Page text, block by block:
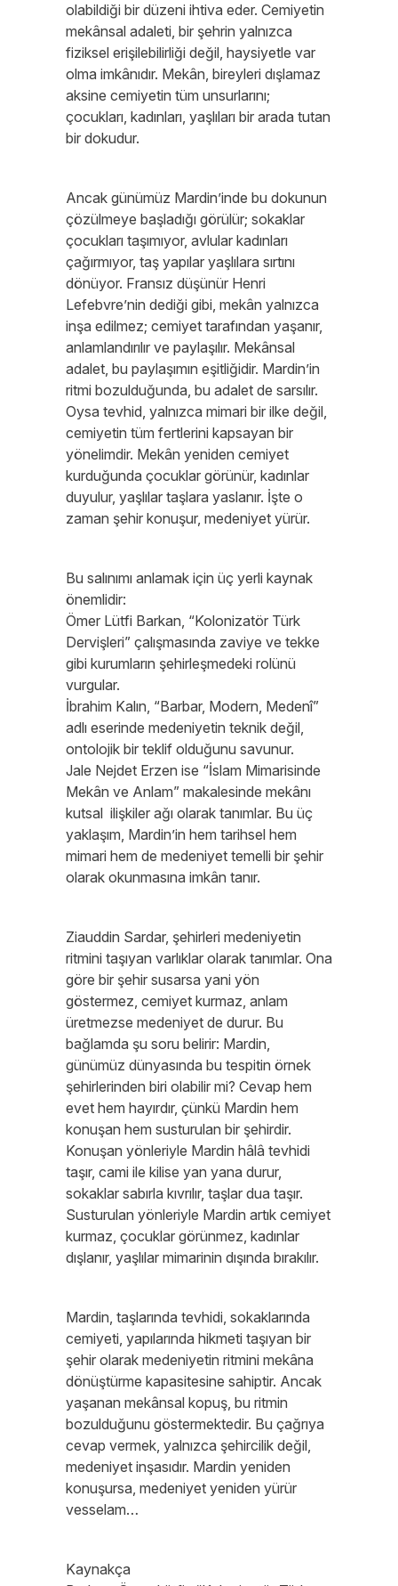
olabildiği bir düzeni ihtiva eder. Cemiyetin
mekânsal adaleti, bir şehrin yalnızca
fiziksel erişilebilirliği değil, haysiyetle var
olma imkânıdır. Mekân, bireyleri dışlamaz
aksine cemiyetin tüm unsurlarını;
çocukları, kadınları, yaşlıları bir arada tutan
bir dokudur.
Ancak günümüz Mardin’inde bu dokunun
çözülmeye başladığı görülür; sokaklar
çocukları taşımıyor, avlular kadınları
çağırmıyor, taş yapılar yaşlılara sırtını
dönüyor. Fransız düşünür Henri
Lefebvre’nin dediği gibi, mekân yalnızca
inşa edilmez; cemiyet tarafından yaşanır,
anlamlandırılır ve paylaşılır. Mekânsal
adalet, bu paylaşımın eşitliğidir. Mardin’in
ritmi bozulduğunda, bu adalet de sarsılır.
Oysa tevhid, yalnızca mimari bir ilke değil,
cemiyetin tüm fertlerini kapsayan bir
yönelimdir. Mekân yeniden cemiyet
kurduğunda çocuklar görünür, kadınlar
duyulur, yaşlılar taşlara yaslanır. İşte o
zaman şehir konuşur, medeniyet yürür.
Bu salınımı anlamak için üç yerli kaynak
önemlidir:
Ömer Lütfi Barkan, “Kolonizatör Türk
Dervişleri” çalışmasında zaviye ve tekke
gibi kurumların şehirleşmedeki rolünü
vurgular.
İbrahim Kalın, “Barbar, Modern, Medenî”
adlı eserinde medeniyetin teknik değil,
ontolojik bir teklif olduğunu savunur.
Jale Nejdet Erzen ise “İslam Mimarisinde
Mekân ve Anlam” makalesinde mekânı
kutsal ilişkiler ağı olarak tanımlar. Bu üç
yaklaşım, Mardin’in hem tarihsel hem
mimari hem de medeniyet temelli bir şehir
olarak okunmasına imkân tanır.
Ziauddin Sardar, şehirleri medeniyetin
ritmini taşıyan varlıklar olarak tanımlar. Ona
göre bir şehir susarsa yani yön
göstermez, cemiyet kurmaz, anlam
üretmezse medeniyet de durur. Bu
bağlamda şu soru belirir: Mardin,
günümüz dünyasında bu tespitin örnek
şehirlerinden biri olabilir mi? Cevap hem
evet hem hayırdır, çünkü Mardin hem
konuşan hem susturulan bir şehirdir.
Konuşan yönleriyle Mardin hâlâ tevhidi
taşır, cami ile kilise yan yana durur,
sokaklar sabırla kıvrılır, taşlar dua taşır.
Susturulan yönleriyle Mardin artık cemiyet
kurmaz, çocuklar görünmez, kadınlar
dışlanır, yaşlılar mimarinin dışında bırakılır.
Mardin, taşlarında tevhidi, sokaklarında
cemiyeti, yapılarında hikmeti taşıyan bir
şehir olarak medeniyetin ritmini mekâna
dönüştürme kapasitesine sahiptir. Ancak
yaşanan mekânsal kopuş, bu ritmin
bozulduğunu göstermektedir. Bu çağrıya
cevap vermek, yalnızca şehircilik değil,
medeniyet inşasıdır. Mardin yeniden
konuşursa, medeniyet yeniden yürür
vesselam…
Kaynakça